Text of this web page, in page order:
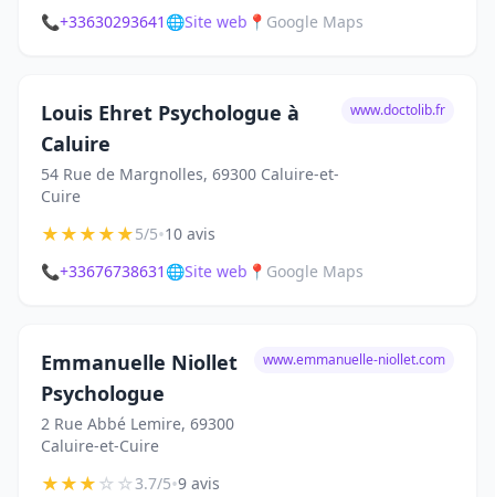
📞+33630293641 🌐Site web 📍 Google Maps
Louis Ehret Psychologue à
Caluire
54 Rue de Margnolles, 69300 Caluire-et-
Cuire
www.doctolib.fr
★★★★★5/5•10 avis
📞+33676738631 🌐Site web 📍 Google Maps
Emmanuelle Niollet
Psychologue
2 Rue Abbé Lemire, 69300
Caluire-et-Cuire
www.emmanuelle-niollet.com
★★★☆☆3.7/5•9 avis